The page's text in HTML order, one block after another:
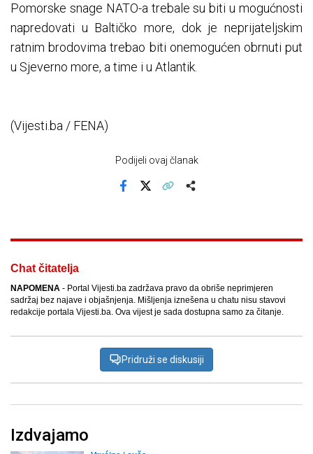
Pomorske snage NATO-a trebale su biti u mogućnosti
napredovati u Baltičko more, dok je neprijateljskim
ratnim brodovima trebao biti onemogućen obrnuti put
u Sjeverno more, a time i u Atlantik.
(Vijesti.ba / FENA)
Podijeli ovaj članak
Chat čitatelja
NAPOMENA - Portal Vijesti.ba zadržava pravo da obriše neprimjeren
sadržaj bez najave i objašnjenja. Mišljenja iznešena u chatu nisu stavovi
redakcije portala Vijesti.ba. Ova vijest je sada dostupna samo za čitanje.
Pridruži se diskusiji
Izdvajamo